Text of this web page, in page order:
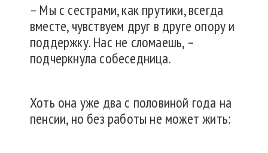
– Мы с сестрами, как прутики, всегда
вместе, чувствуем друг в друге опору и
поддержку. Нас не сломаешь, –
подчеркнула собеседница.
Хоть она уже два с половиной года на
пенсии, но без работы не может жить: